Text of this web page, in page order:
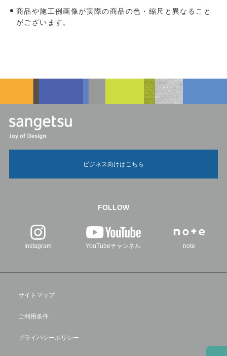
商品や施工例画像が実際の商品の色・縮尺と異なること
がございます。
ビジネス向けはこちら
FOLLOW
Instagram YouTubeチャンネル note
サイトマップ
ご利用条件
プライバシーポリシー